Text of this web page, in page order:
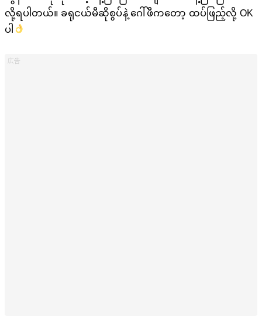
လို့ရပါတယ်။ ခရုငယ်မီဆိုစွပ်နဲ့ ဂေါ်ဖီကတော့ ထပ်ဖြည့်လို့ OK
ပါ